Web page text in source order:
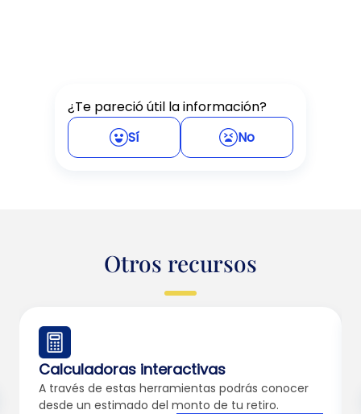
¿Te pareció útil la información?
Sí
No
Otros recursos
Calculadoras interactivas
A través de estas herramientas podrás conocer
desde un estimado del monto de tu retiro.